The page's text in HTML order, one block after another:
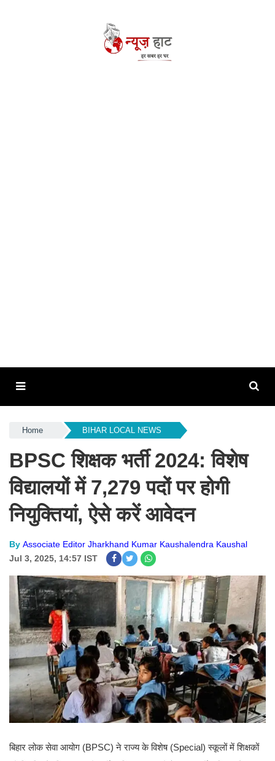
Home BIHAR LOCAL NEWS
BPSC शिक्षक भर्ती 2024: विशेष
विद्यालयों में 7,279 पदों पर होगी
नियुक्तियां, ऐसे करें आवेदन
By Associate Editor Jharkhand Kumar Kaushalendra Kaushal
Jul 3, 2025, 14:57 IST
बिहार लोक सेवा आयोग (BPSC) ने राज्य के विशेष (Special) स्कूलों में शिक्षकों